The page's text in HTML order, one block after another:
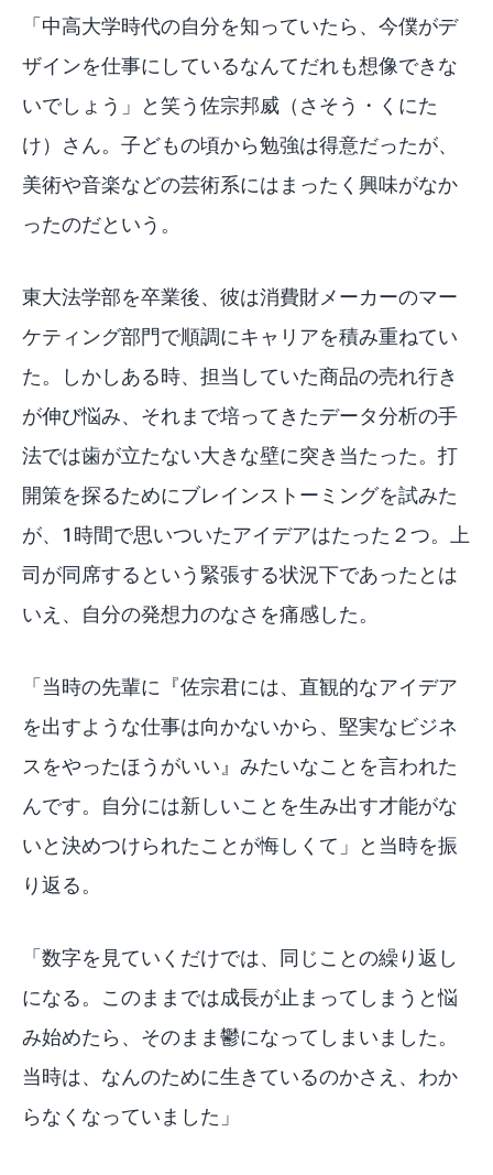
「中高大学時代の自分を知っていたら、今僕がデ
ザインを仕事にしているなんてだれも想像できな
いでしょう」と笑う佐宗邦威（さそう・くにた
け）さん。子どもの頃から勉強は得意だったが、
美術や音楽などの芸術系にはまったく興味がなか
ったのだという。
東大法学部を卒業後、彼は消費財メーカーのマー
ケティング部門で順調にキャリアを積み重ねてい
た。しかしある時、担当していた商品の売れ行き
が伸び悩み、それまで培ってきたデータ分析の手
法では歯が立たない大きな壁に突き当たった。打
開策を探るためにブレインストーミングを試みた
が、1時間で思いついたアイデアはたった２つ。上
司が同席するという緊張する状況下であったとは
いえ、自分の発想力のなさを痛感した。
「当時の先輩に『佐宗君には、直観的なアイデア
を出すような仕事は向かないから、堅実なビジネ
スをやったほうがいい』みたいなことを言われた
んです。自分には新しいことを生み出す才能がな
いと決めつけられたことが悔しくて」と当時を振
り返る。
「数字を見ていくだけでは、同じことの繰り返し
になる。このままでは成長が止まってしまうと悩
み始めたら、そのまま鬱になってしまいました。
当時は、なんのために生きているのかさえ、わか
らなくなっていました」